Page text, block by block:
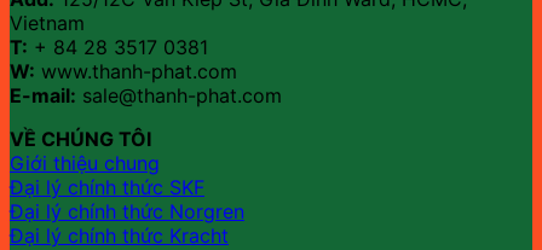
Vietnam
T: + 84 28 3517 0381
W: www.thanh-phat.com
E-mail: sale@thanh-phat.com
VỀ CHÚNG TÔI
Giới thiệu chung
Đại lý chính thức SKF
Đại lý chính thức Norgren
Đại lý chính thức Kracht